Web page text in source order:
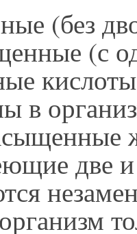
(без
(с
в
две